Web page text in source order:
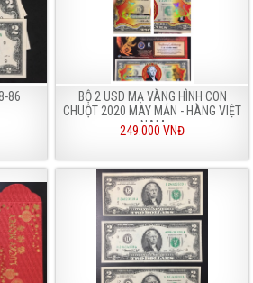
86
BỘ 2 USD MẠ VÀNG HÌNH CON
CHUỘT 2020 MAY MẮN - HÀNG VIỆT
NAM
249.000 VNĐ